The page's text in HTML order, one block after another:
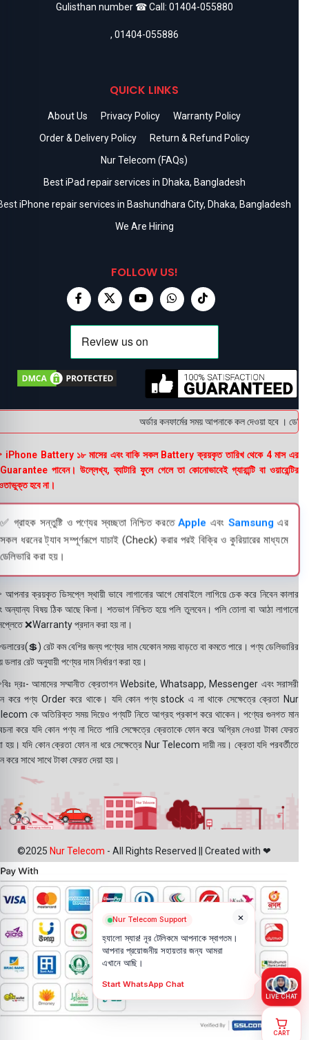
Gulisthan number ☎ Call: 01404-055880
, 01404-055886
QUICK LINKS
About Us Privacy Policy
Warranty Policy
Order & Delivery Policy
Return & Refund Policy
Nur Telecom (FAQs)
Best iPad repair services in Dhaka, Bangladesh
iPhone repair services in Bashundhara City, Dhaka, Bangladesh
We Are Hiring
FOLLOW US!
অর্ডার কনফার্মের সময় আপনাকে কল দেওয়া হবে ।
Battery ১৮ মাসের এবং বাকি সকল Battery ক্রয়কৃত তারিখ থেকে 4 মাস এর
পাবেন। উল্লেখ্য, ব্যাটারি ফুলে গেলে তা কোনোভাবেই গ্যারান্টি বা ওয়ারেন্টির
হবে না।
✅ গ্রাহক সন্তুষ্টি ও পণ্যের স্বচ্ছতা নিশ্চিত করতে Apple এবং Samsungএর
সকল ধরনের ট্যাব সম্পূর্ণরূপে যাচাই (Check) করার পরই বিক্রি ও কুরিয়ারের মাধ্যমে
ডেলিভারি করা হয়।
ক্রয়কৃত ডিসপ্লে স্থায়ী ভাবে লাগানোর আগে মোবাইলে লাগিয়ে চেক করে নিবেন কালার
অন্যান্য বিষয় ঠিক আছে কিনা। শতভাগ নিশ্চিত হয়ে পলি তুলবেন। পলি তোলা বা আঠা লাগানো
❌Warranty প্রদান করা হয় না।
রেট কম বেশির জন্য পণ্যের দাম যেকোন সময় বাড়তে বা কমতে পারে। পণ্য ডেলিভারির
ডলার রেট অনুযায়ী পণ্যের দাম নির্ধারণ করা হয়।
দ্রঃ- আমাদের সম্মানীত ক্রেতাগন Website, Whatsapp, Messenger এবং সরাসরী
করে পণ্য Order করে থাকে। যদি কোন পণ্য stock এ না থাকে সেক্ষেত্রে ক্রেতা Nur
কে অতিরিক্ত সময় দিয়েও পণ্যটি নিতে আগ্রহ প্রকাশ করে থাকেন। পণ্যের গুনগত মান
করে যদি কোন পণ্য না দিতে পারি সেক্ষেত্রে ক্রেতাকে ফোন করে অগ্রিম নেওয়া টাকা ফেরত
হয়। যদি কোন ক্রেতা ফোন না ধরে সেক্ষেত্রে Nur Telecom দায়ী নয়। ক্রেতা যদি পরবর্তীতে
করে সাথে সাথে টাকা ফেরত দেয়া হয়।
©2025 Nur Telecom - All Rights Reserved || Created with ❤
×
Nur Telecom Support
হ্যালো স্যার! নূর টেলিকমে আপনাকে স্বাগতম।
আপনার প্রয়োজনীয় সহায়তার জন্য আমরা
এখানে আছি।
Start WhatsApp Chat
LIVE CHAT
CART